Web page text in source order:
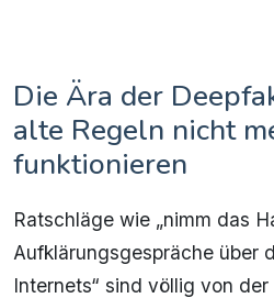
Die Ära der
alte Regeln nicht
funktionieren
Ratschläge wie „nimm das
Aufklärungsgespräche über
Internets“ sind völlig von